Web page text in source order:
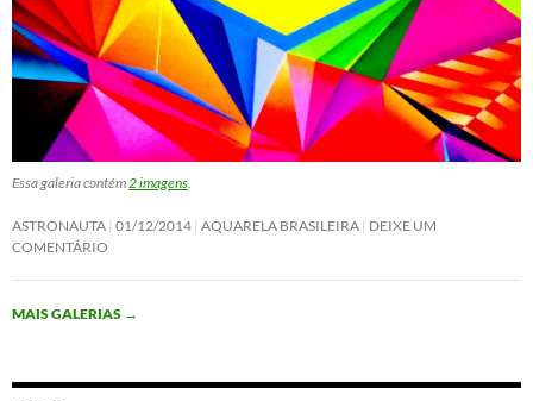
Essa galeria contém 2 imagens
ASTRONAUTA 01/12/2014 AQUARELA BRASILEIRA DEIXE UM
COMENTÁRIO
MAIS GALERIAS →